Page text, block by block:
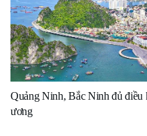
Quảng Ninh, Bắc Ninh đủ điều
ương